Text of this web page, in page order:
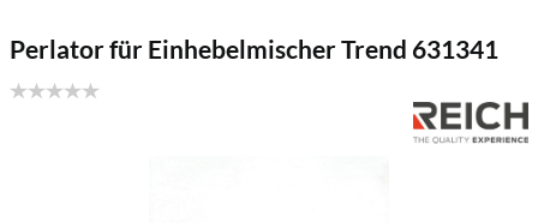
Perlator für Einhebelmischer Trend 631341